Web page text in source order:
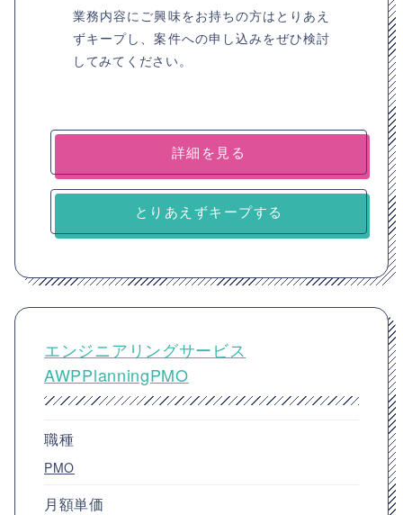
業務内容にご興味をお持ちの方はとりあえ
ずキープし、案件への申し込みをぜひ検討
してみてください。
詳細を見る
とりあえずキープする
エンジニアリングサービス
AWPPlanningPMO
職種
PMO
月額単価